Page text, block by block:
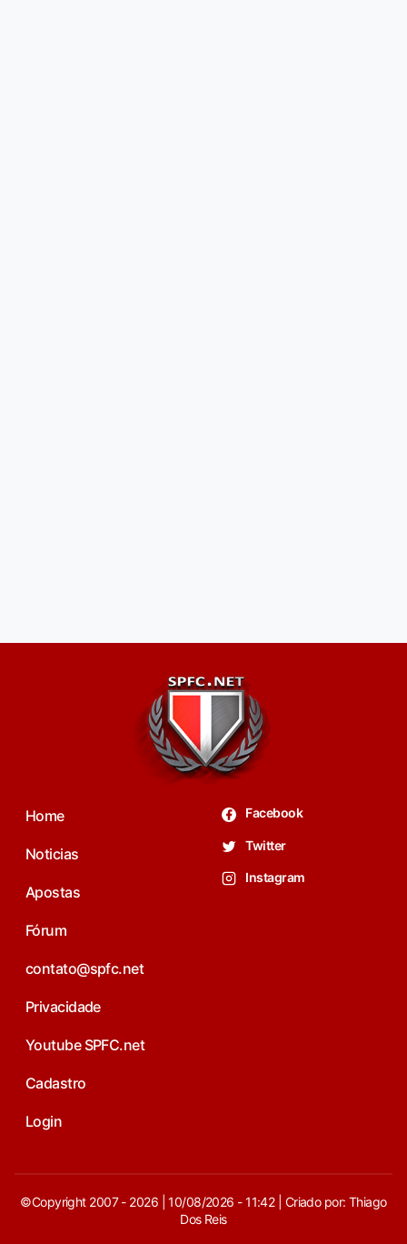
Home
Noticias
Apostas
Fórum
contato@spfc.net
Privacidade
Youtube SPFC.net
Cadastro
Login
Facebook
Twitter
Instagram
©Copyright 2007 - 2026 | 10/08/2026 - 11:42 | Criado por: Thiago
Dos Reis